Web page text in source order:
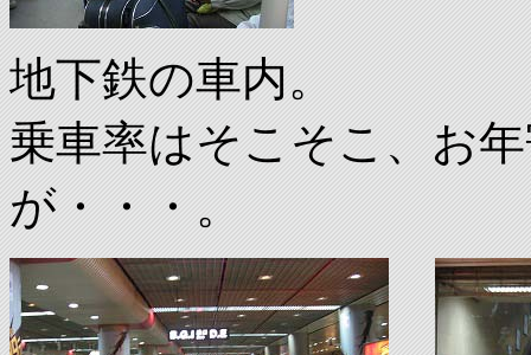
地下鉄の車内。
乗車率はそこそこ、お
が・・・。